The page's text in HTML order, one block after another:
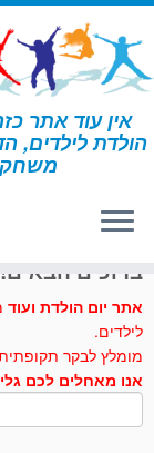
דלג
לתוכן
אין עוד אתר
הולדת לילדים,
דף הבית » יצירה »
ברוכים הבאים!
אתר יום הולדת ועוד
לילדים.
מומלץ לבקר
אנו מאחלים לכם